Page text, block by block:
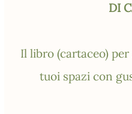
DI
Il libro (cartaceo)
tuoi spazi con